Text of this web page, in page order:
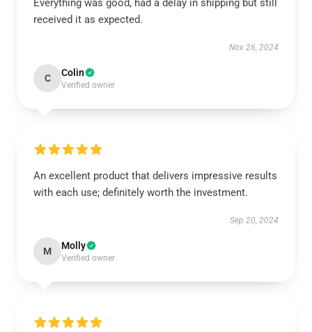
Everything was good, had a delay in shipping but still
received it as expected.
Nov 26, 2024
C Colin
Verified owner
An excellent product that delivers impressive results
with each use; definitely worth the investment.
Sep 20, 2024
M Molly
Verified owner